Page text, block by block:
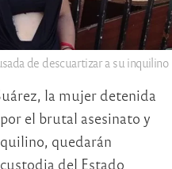
de descuartizar a su inquilino
la mujer detenida
el brutal asesinato y
quedarán
del Estado